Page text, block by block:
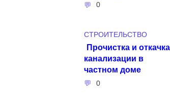
0
СТРОИТЕЛЬСТВО
Прочистка и откачка
канализации в
частном доме
0